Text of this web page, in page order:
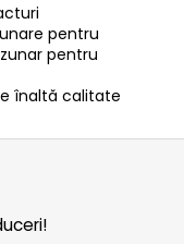
pentru
pentru
înaltă calitate